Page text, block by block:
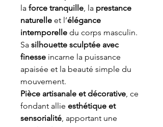
la force tranquille, la prestance
naturelle et l’élégance
intemporelle du corps masculin.
Sa silhouette sculptée avec
finesse incarne la puissance
apaisée et la beauté simple du
mouvement.
Pièce artisanale et décorative, ce
fondant allie esthétique et
sensorialité, apportant une